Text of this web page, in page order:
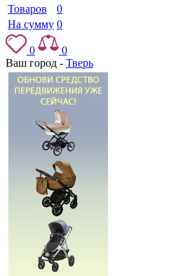
Товаров
0
На сумму 0
0
0
Ваш город - Тверь